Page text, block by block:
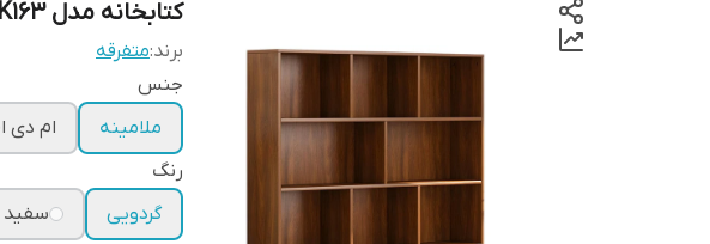
کتابخانه مدل K163
برند:متفرقه
جنس
ملامینه
ام دی
رنگ
گردویی
سفید